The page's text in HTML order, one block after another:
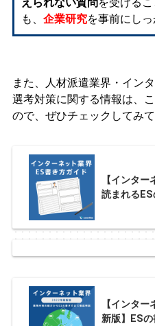
も、 企業研究を事前にしっ
また、人材派遣業界・イン
選考対策に関する情報は、
ので、ぜひチェックしてみて
【インター
読まれるES
【インタ
新版】ES